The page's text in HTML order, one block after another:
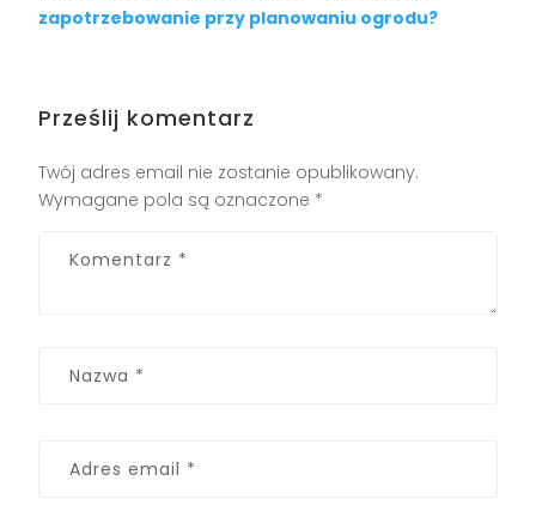
zapotrzebowanie przy planowaniu ogrodu?
Prześlij komentarz
Twój adres email nie zostanie opublikowany.
Wymagane pola są oznaczone *